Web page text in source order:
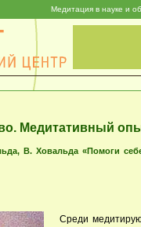
Медитация в науке и
Медитативный
В. Ховальда «Помоги
Среди